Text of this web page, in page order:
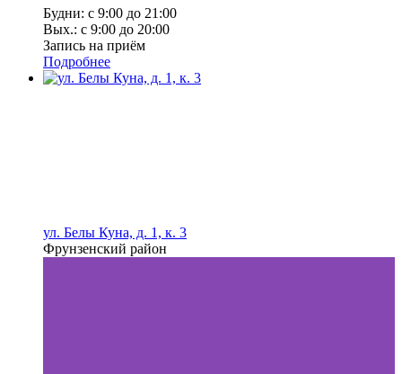
Будни: с 9:00 до 21:00
Вых.: с 9:00 до 20:00
Запись на приём
Подробнее
ул. Белы Куна, д. 1, к. 3
Фрунзенский район